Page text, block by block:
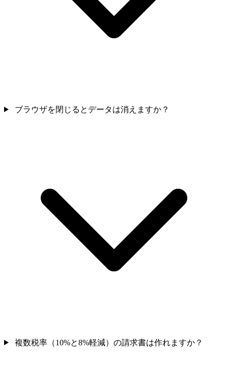
ブラウザを閉じるとデータは消えますか？
複数税率（10%と8%軽減）の請求書は作れますか？